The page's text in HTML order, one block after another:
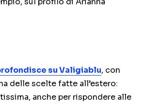
su Valigiablu, con
delle scelte fatte all’estero:
anche per rispondere alle